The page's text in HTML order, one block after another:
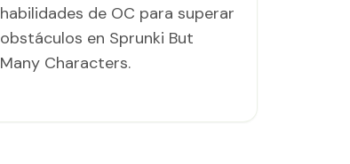
habilidades de OC para superar
obstáculos en Sprunki But
Many Characters.